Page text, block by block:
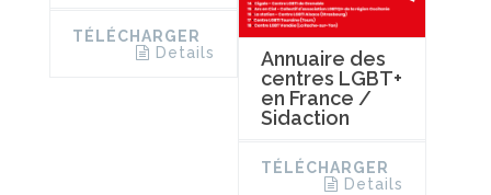
TÉLÉCHARGER
Details
Annuaire des
centres LGBT+
en France /
Sidaction
TÉLÉCHARGER
Details